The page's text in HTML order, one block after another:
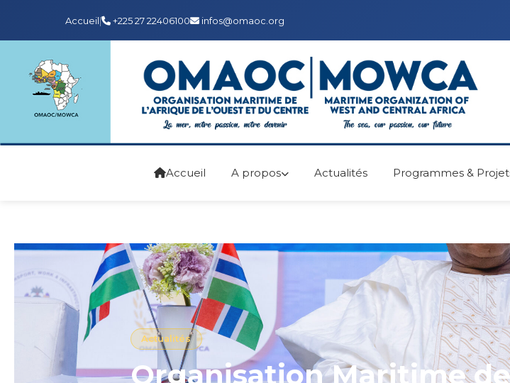
Accueil| +225 27 22406100 infos@omaoc.org
Accueil A propos Actualités Programmes &
Actualités
Organisation Maritime